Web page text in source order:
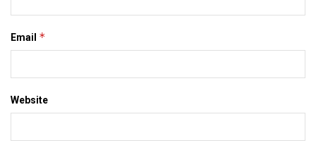
Email *
Website